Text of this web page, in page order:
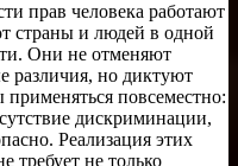
прав человека работают
страны и людей в одной
Они не отменяют
различия, но диктуют
повсеместно:
дискриминации,
Реализация этих
требует не только